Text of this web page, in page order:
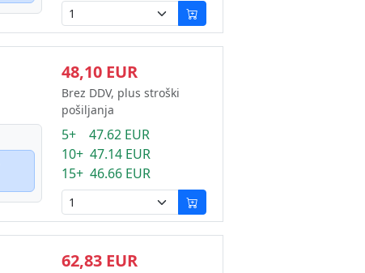
48,10 EUR
Brez DDV, plus stroški
pošiljanja
5+ 47.62 EUR
10+ 47.14 EUR
15+ 46.66 EUR
62,83 EUR